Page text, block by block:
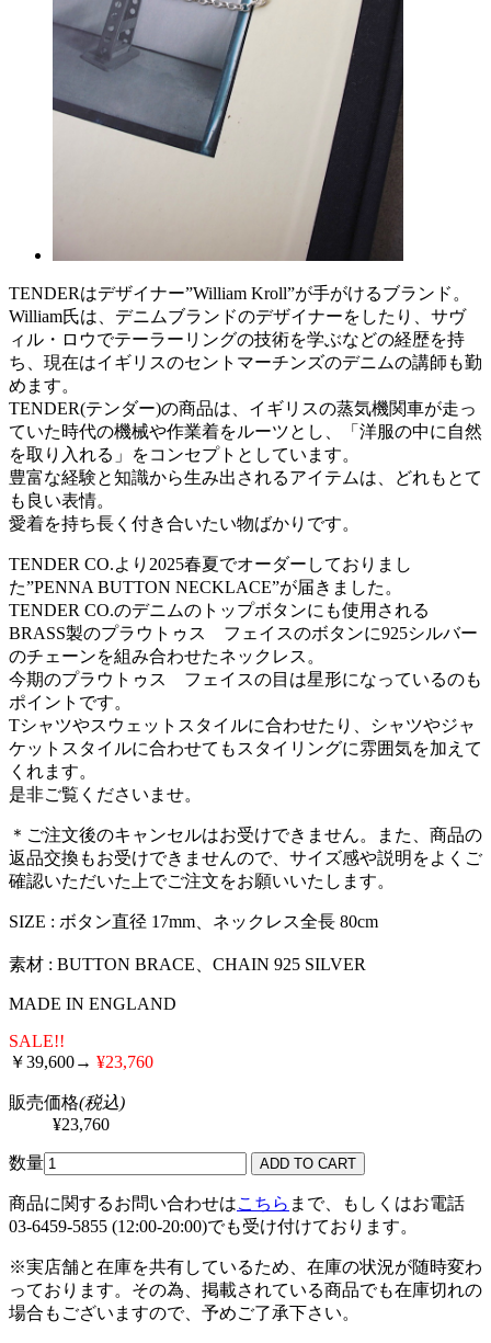
TENDERはデザイナー”William Kroll”が手がけるブランド。
William氏は、デニムブランドのデザイナーをしたり、サヴ
ィル・ロウでテーラーリングの技術を学ぶなどの経歴を持
ち、現在はイギリスのセントマーチンズのデニムの講師も勤
めます。
TENDER(テンダー)の商品は、イギリスの蒸気機関車が走っ
ていた時代の機械や作業着をルーツとし、「洋服の中に自然
を取り入れる」をコンセプトとしています。
豊富な経験と知識から生み出されるアイテムは、どれもとて
も良い表情。
愛着を持ち長く付き合いたい物ばかりです。
TENDER CO.より2025春夏でオーダーしておりまし
た”PENNA BUTTON NECKLACE”が届きました。
TENDER CO.のデニムのトップボタンにも使用される
BRASS製のプラウトゥス フェイスのボタンに925シルバー
のチェーンを組み合わせたネックレス。
今期のプラウトゥス フェイスの目は星形になっているのも
ポイントです。
Tシャツやスウェットスタイルに合わせたり、シャツやジャ
ケットスタイルに合わせてもスタイリングに雰囲気を加えて
くれます。
是非ご覧くださいませ。
＊ご注文後のキャンセルはお受けできません。また、商品の
返品交換もお受けできませんので、サイズ感や説明をよくご
確認いただいた上でご注文をお願いいたします。
SIZE : ボタン直径 17mm、ネックレス全長 80cm
素材 : BUTTON BRACE、CHAIN 925 SILVER
MADE IN ENGLAND
SALE!!
￥39,600→ ¥23,760
販売価格(税込)
¥23,760
数量
商品に関するお問い合わせはこちら まで、もしくはお電話
03-6459-5855 (12:00-20:00)でも受け付けております。
※実店舗と在庫を共有しているため、在庫の状況が随時変わ
っております。その為、掲載されている商品でも在庫切れの
場合もございますので、予めご了承下さい。